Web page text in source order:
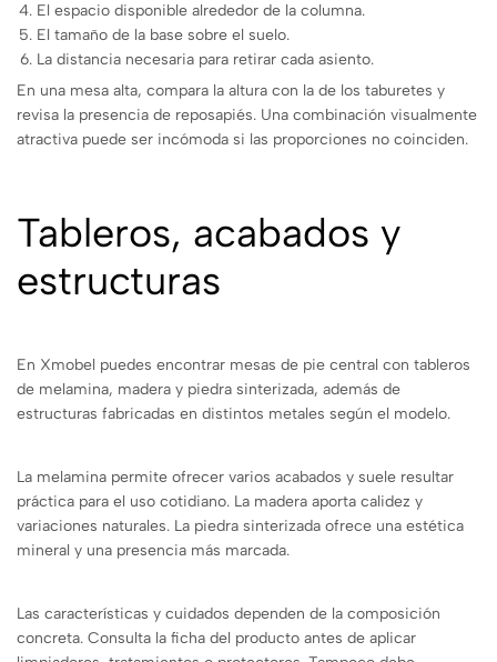
El espacio disponible alrededor de la columna.
El tamaño de la base sobre el suelo.
La distancia necesaria para retirar cada asiento.
En una mesa alta, compara la altura con la de los taburetes y
revisa la presencia de reposapiés. Una combinación visualmente
atractiva puede ser incómoda si las proporciones no coinciden.
Tableros, acabados y
estructuras
En Xmobel puedes encontrar mesas de pie central con tableros
de melamina, madera y piedra sinterizada, además de
estructuras fabricadas en distintos metales según el modelo.
La melamina permite ofrecer varios acabados y suele resultar
práctica para el uso cotidiano. La madera aporta calidez y
variaciones naturales. La piedra sinterizada ofrece una estética
mineral y una presencia más marcada.
Las características y cuidados dependen de la composición
concreta. Consulta la ficha del producto antes de aplicar